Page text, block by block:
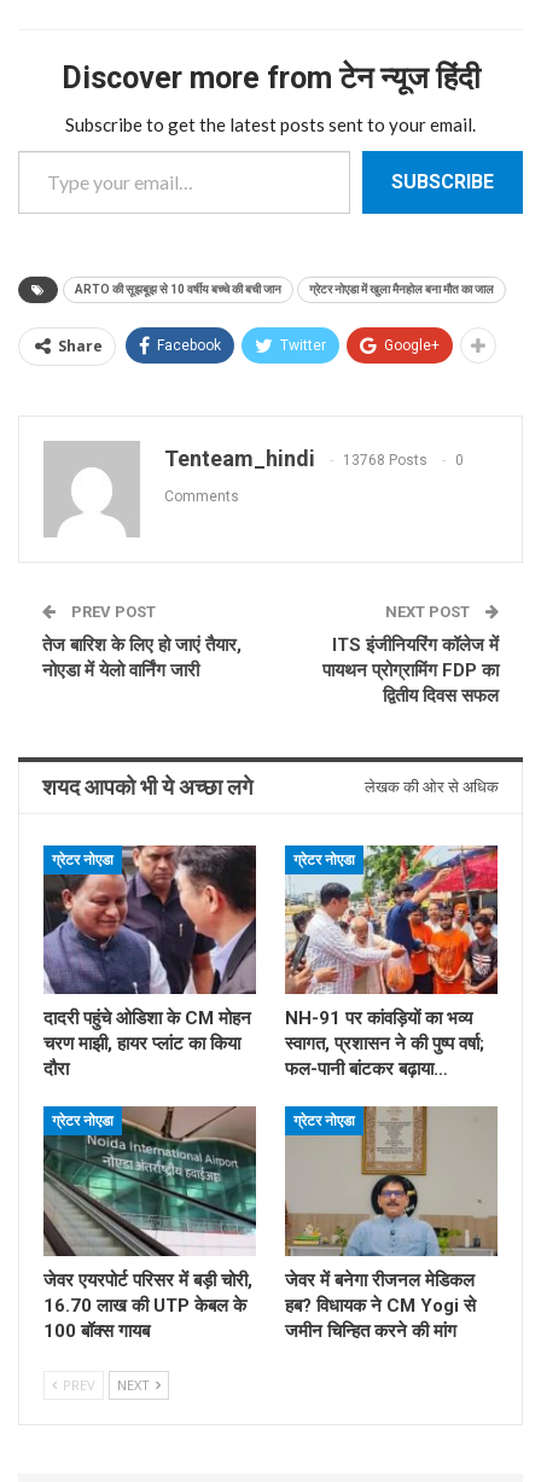
Discover more from टेन न्यूज हिंदी
Subscribe to get the latest posts sent to your email.
Type your email…
SUBSCRIBE
ARTO की सूझबूझ से 10 वर्षीय बच्चे की बची जान ग्रेटर नोएडा में खुला मैनहोल बना मौत का जाल
Share Facebook Twitter Google+
Tenteam_hindi 13768 Posts 0
Comments
PREV POST
तेज बारिश के लिए हो जाएं तैयार,
नोएडा में येलो वार्निंग जारी
NEXT POST
ITS इंजीनियरिंग कॉलेज में
पायथन प्रोग्रामिंग FDP का
द्वितीय दिवस सफल
शयद आपको भी ये अच्छा लगे लेखक की ओर से अधिक
ग्रेटर नोएडा
दादरी पहुंचे ओडिशा के CM मोहन
चरण माझी, हायर प्लांट का किया
दौरा
ग्रेटर नोएडा
NH-91 पर कांवड़ियों का भव्य
स्वागत, प्रशासन ने की पुष्प वर्षा;
फल-पानी बांटकर बढ़ाया…
ग्रेटर नोएडा
जेवर एयरपोर्ट परिसर में बड़ी चोरी,
16.70 लाख की UTP केबल के
100 बॉक्स गायब
ग्रेटर नोएडा
जेवर में बनेगा रीजनल मेडिकल
हब? विधायक ने CM Yogi से
जमीन चिन्हित करने की मांग
PREV NEXT